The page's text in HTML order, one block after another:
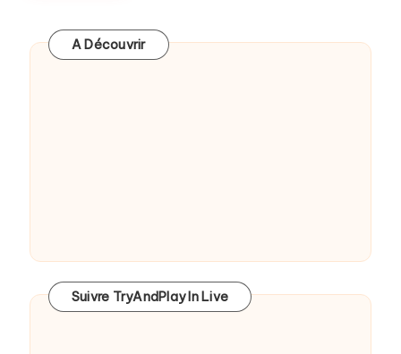
A Découvrir
Suivre TryAndPlay In Live